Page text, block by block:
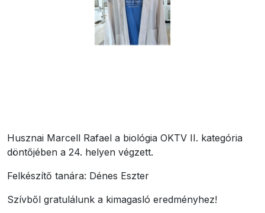
Husznai Marcell Rafael a biológia OKTV II. kategória
döntőjében a 24. helyen végzett.
Felkészítő tanára: Dénes Eszter
Szívből gratulálunk a kimagasló eredményhez!